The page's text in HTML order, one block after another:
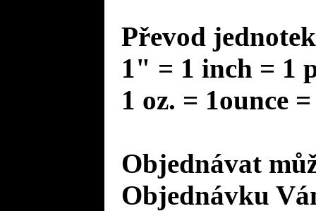
Převod
1" = 1 inch = 1
1 oz. = 1ounce
Objednávat
Objednávku